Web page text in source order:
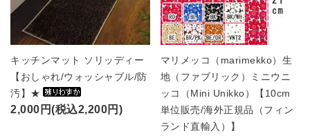
キッチンマット ソリッディー
【おしゃれ/ウォッシャブル/防
汚】★
2,000円(税込2,200円)
マリメッコ（marimekko）生
地（ファブリック）ミニウニ
ッコ（Mini Unikko）【10cm
単位販売/海外正規品（フィン
ランド直輸入）】